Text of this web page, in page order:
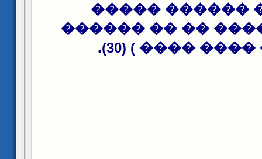
������
������ * ���� ��
����� ����